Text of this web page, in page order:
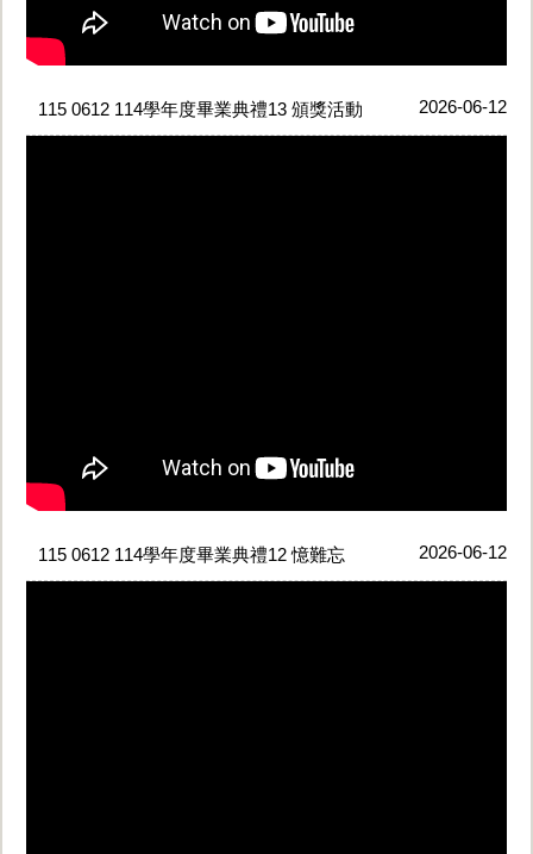
115 0612 114學年度畢業典禮13 頒獎活動 2026-06-12
115 0612 114學年度畢業典禮12 憶難忘 2026-06-12